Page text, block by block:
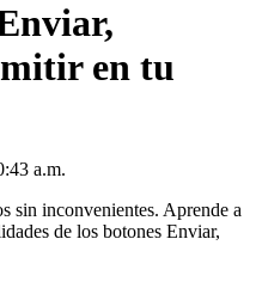
en tu
a.m.
sin inconvenientes. Aprende a
de los botones Enviar,